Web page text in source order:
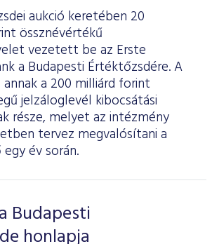
aukció keretében 20
össznévértékű
vezetett be az Erste
a Budapesti Értéktőzsdére. A
a 200 milliárd forint
jelzáloglevél kibocsátási
része, melyet az intézmény
tervez megvalósítani a
év során.
Budapesti
honlapja